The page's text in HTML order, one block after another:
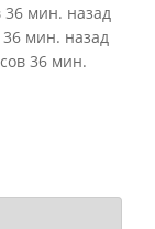
36 мин. назад
36 мин. назад
36 мин.